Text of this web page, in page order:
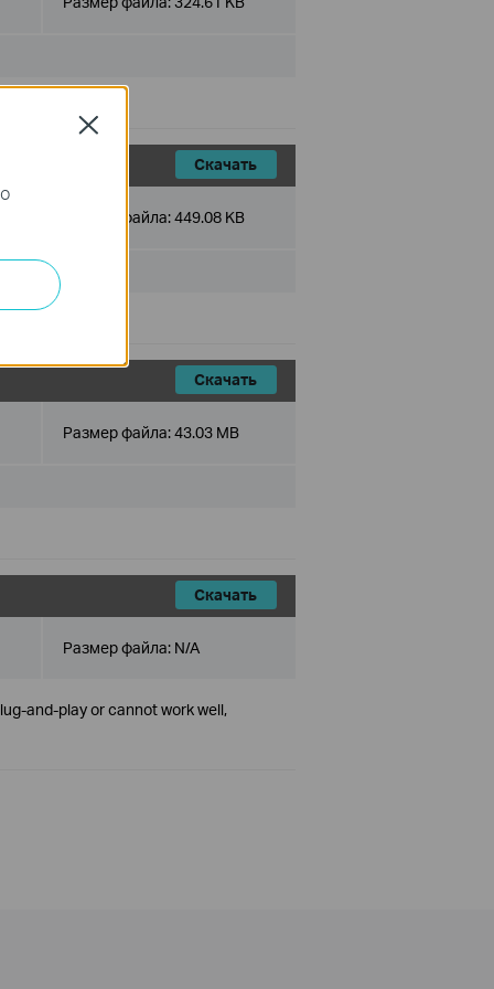
Скачать
Размер файла:449.08 KB
Скачать
Размер файла:43.03 MB
Скачать
Размер файла: N/A
and-play or cannot work well,
Close